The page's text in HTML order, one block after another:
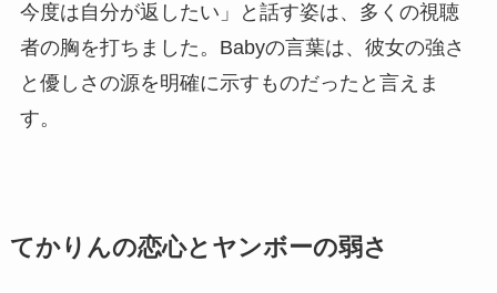
今度は自分が返したい」と話す姿は、多くの視聴
者の胸を打ちました。Babyの言葉は、彼女の強さ
と優しさの源を明確に示すものだったと言えま
す。
てかりんの恋心とヤンボーの弱さ